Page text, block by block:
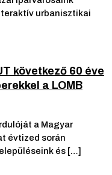
urbanisztikai
következő 60 éve
a LOMB
a Magyar
évtized során
és […]